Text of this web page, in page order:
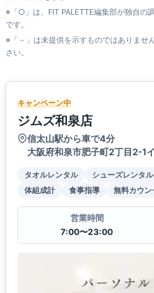
※「○」は、FIT PALETTE編集部が独自の
です。
※「－」は未提供を示すものではありませ
さい。
キャンペーン中
ジムズ和泉店
信太山駅から車で4分
大阪府和泉市肥子町2丁目2-1
タオルレンタル シューズレンタル
体組成計
食事指導 無料カウン
営業時間
7:00〜23:00